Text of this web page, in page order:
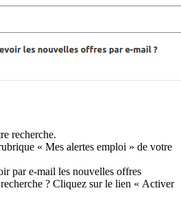
recherche.
« Mes alertes emploi » de votre
par e-mail les nouvelles offres
? Cliquez sur le lien « Activer